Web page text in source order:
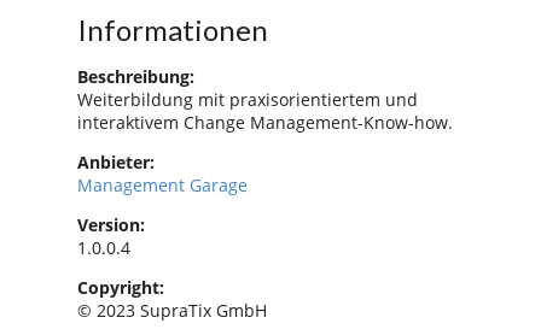
Informationen
Beschreibung:
Weiterbildung mit praxisorientiertem und
interaktivem Change Management-Know-how.
Anbieter:
Management Garage
Version:
1.0.0.4
Copyright:
© 2023 SupraTix GmbH